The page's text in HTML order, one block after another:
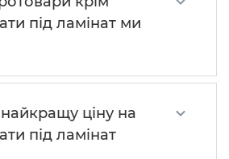
під ламінат ми
ціну на
під ламінат